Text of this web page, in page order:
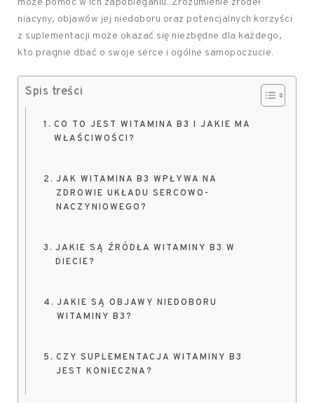
niacyny, objawów jej niedoboru oraz potencjalnych korzyści
z suplementacji może okazać się niezbędne dla każdego,
kto pragnie dbać o swoje serce i ogólne samopoczucie.
Spis treści
CO TO JEST WITAMINA B3 I JAKIE MA
WŁAŚCIWOŚCI?
JAK WITAMINA B3 WPŁYWA NA
ZDROWIE UKŁADU SERCOWO-
NACZYNIOWEGO?
JAKIE SĄ ŹRÓDŁA WITAMINY B3 W
DIECIE?
JAKIE SĄ OBJAWY NIEDOBORU
WITAMINY B3?
CZY SUPLEMENTACJA WITAMINY B3
JEST KONIECZNA?